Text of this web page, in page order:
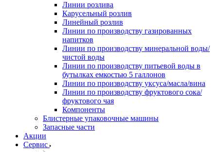
Линии розлива
Карусельный розлив
Линейный розлив
Линии по производству газированных
напитков
Линии по производству минеральной воды/
чистой воды
Линии по производству питьевой воды в
бутылках емкостью 5 галлонов
Линии по производству уксуса/масла/вина
Линии по производству фруктового сока/
фруктового чая
Компоненты
Блистерные упаковочные машины
Запасные части
Акции
Сервис